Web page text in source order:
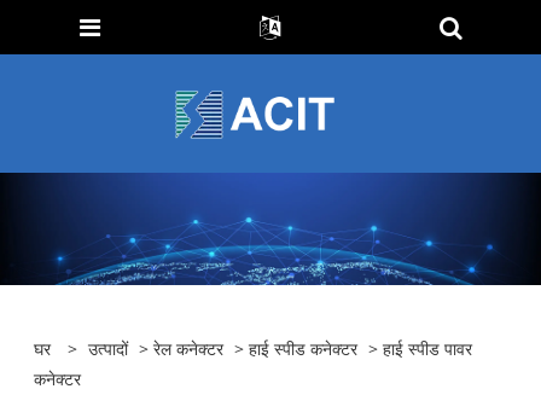
घर > उत्पादों >रेल कनेक्टर >हाई स्पीड कनेक्टर > हाई स्पीड पावर
कनेक्टर